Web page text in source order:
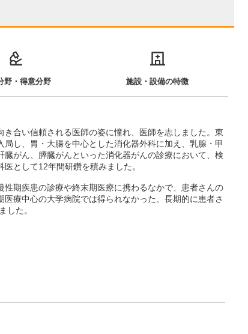
野・得意分野 施設・設備の特徴
合い信頼される医師の姿に憧れ、医師を志しました。東
し、胃・大腸を中心とした消化器外科に加え、乳腺・甲
がん、膵臓がんといった消化器がんの診療において、検
として12年間研鑽を積みました。
期疾患の診療や終末期医療に携わるなかで、患者さんの
療中心の大学病院では得られなかった、長期的に患者さ
した。